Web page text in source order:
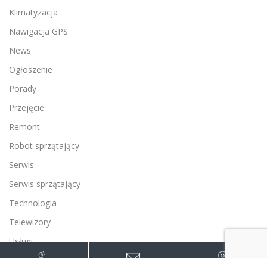
Klimatyzacja
Nawigacja GPS
News
Ogłoszenie
Porady
Przejęcie
Remont
Robot sprzątający
Serwis
Serwis sprzątający
Technologia
Telewizory
Usługi